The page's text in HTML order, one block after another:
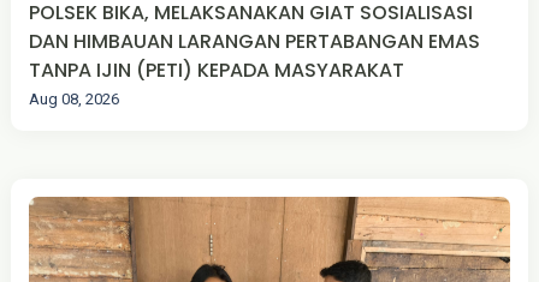
POLSEK BIKA, MELAKSANAKAN GIAT SOSIALISASI
DAN HIMBAUAN LARANGAN PERTABANGAN EMAS
TANPA IJIN (PETI) KEPADA MASYARAKAT
Aug 08, 2026